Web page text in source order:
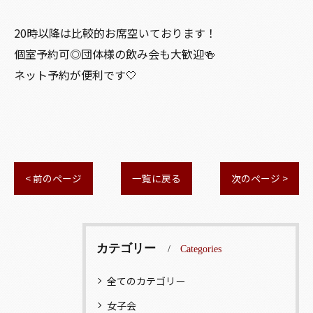
20時以降は比較的お席空いております！
個室予約可◎団体様の飲み会も大歓迎🍻
ネット予約が便利です🤍
< 前のページ 一覧に戻る 次のページ >
カテゴリー Categories
全てのカテゴリー
女子会